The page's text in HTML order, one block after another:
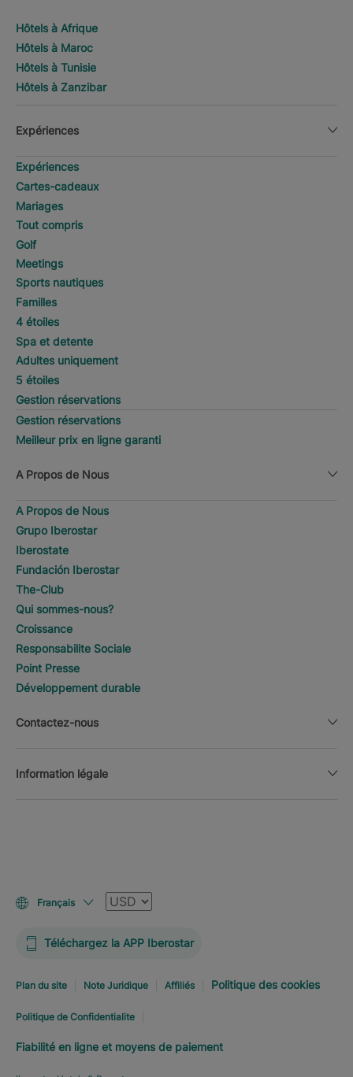
Hôtels à Afrique
Hôtels à Maroc
Hôtels à Tunisie
Hôtels à Zanzibar
Expériences
Expériences
Cartes-cadeaux
Mariages
Tout compris
Golf
Meetings
Sports nautiques
Familles
4 étoiles
Spa et detente
Adultes uniquement
5 étoiles
Gestion réservations
Gestion réservations
Meilleur prix en ligne garanti
A Propos de Nous
A Propos de Nous
Grupo Iberostar
Iberostate
Fundación Iberostar
The-Club
Qui sommes-nous?
Croissance
Responsabilite Sociale
Point Presse
Développement durable
Contactez-nous
Information légale
Français Devise
Téléchargez la APP Iberostar
Plan du site Note Juridique Affiliés Politique des cookies
Politique de Confidentialite
Fiabilité en ligne et moyens de paiement